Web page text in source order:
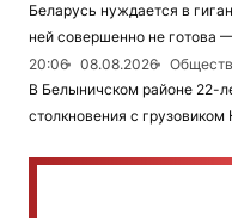
Беларусь нуждается в
ней совершенно не готова
20:06
08.08.2026
В Белыничском районе 22-
столкновения с